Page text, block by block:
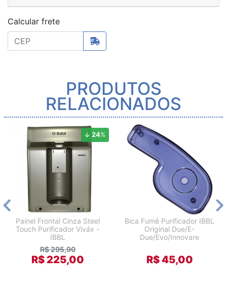
Calcular frete
PRODUTOS
RELACIONADOS
24%
Painel Frontal Cinza Steel
Touch Purificador Viváx -
IBBL
R$ 295,90
R$ 225,00
Bica Fumê Purificador IBBL
Original Due/E-
Due/Evo/Innovare
R$ 45,00